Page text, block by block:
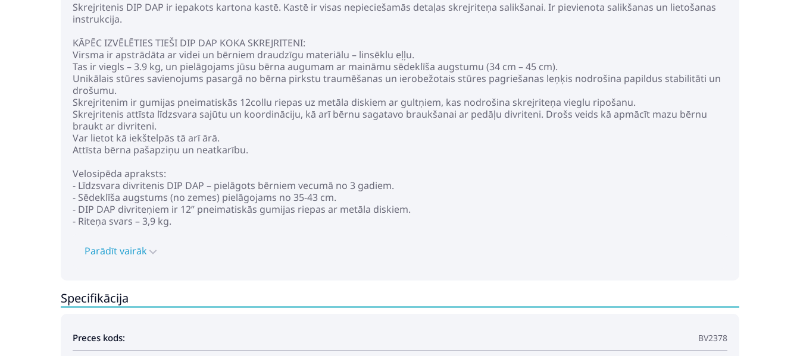
Skrejritenis DIP DAP ir iepakots kartona kastē. Kastē ir visas nepieciešamās detaļas skrejriteņa salikšanai. Ir pievienota salikšanas un lietošanas
instrukcija.
KĀPĒC IZVĒLĒTIES TIEŠI DIP DAP KOKA SKREJRITENI:
Virsma ir apstrādāta ar videi un bērniem draudzīgu materiālu – linsēklu eļļu.
Tas ir viegls – 3.9 kg, un pielāgojams jūsu bērna augumam ar maināmu sēdeklīša augstumu (34 cm – 45 cm).
Unikālais stūres savienojums pasargā no bērna pirkstu traumēšanas un ierobežotais stūres pagriešanas leņķis nodrošina papildus stabilitāti un
drošumu.
Skrejritenim ir gumijas pneimatiskās 12collu riepas uz metāla diskiem ar gultņiem, kas nodrošina skrejriteņa vieglu ripošanu.
Skrejritenis attīsta līdzsvara sajūtu un koordināciju, kā arī bērnu sagatavo braukšanai ar pedāļu divriteni. Drošs veids kā apmācīt mazu bērnu
braukt ar divriteni.
Var lietot kā iekštelpās tā arī ārā.
Attīsta bērna pašapziņu un neatkarību.
Velosipēda apraksts:
- Līdzsvara divritenis DIP DAP – pielāgots bērniem vecumā no 3 gadiem.
- Sēdeklīša augstums (no zemes) pielāgojams no 35-43 cm.
- DIP DAP divriteņiem ir 12” pneimatiskās gumijas riepas ar metāla diskiem.
- Riteņa svars – 3,9 kg.
Parādīt vairāk
Specifikācija
Preces kods: BV2378